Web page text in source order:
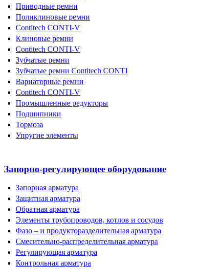
Приводные ремни
Поликлиновые ремни
Contitech CONTI-V
Клиновые ремни
Contitech CONTI-V
Зубчатые ремни
Зубчатые ремни Contitech CONTI
Вариаторные ремни
Contitech CONTI-V
Промышленные редукторы
Подшипники
Тормоза
Упругие элементы
Запорно-регулирующее оборудование
Запорная арматура
Защитная арматура
Обратная арматура
Элементы трубопроводов, котлов и сосудов
Фазо – и продукторазделительная арматура
Смесительно-распределительная арматура
Регулирующая арматура
Контрольная арматура